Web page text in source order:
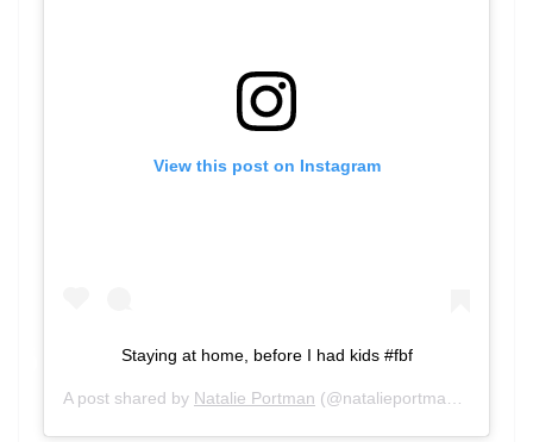
View this post on Instagram
Staying at home, before I had kids #fbf
A post shared by Natalie Portman (@natalieportman) on